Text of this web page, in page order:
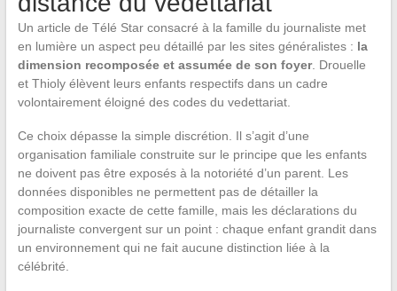
Un article de Télé Star consacré à la famille du journaliste met
en lumière un aspect peu détaillé par les sites généralistes : la
dimension recomposée et assumée de son foyer. Drouelle
et Thioly élèvent leurs enfants respectifs dans un cadre
volontairement éloigné des codes du vedettariat.
Ce choix dépasse la simple discrétion. Il s’agit d’une
organisation familiale construite sur le principe que les enfants
ne doivent pas être exposés à la notoriété d’un parent. Les
données disponibles ne permettent pas de détailler la
composition exacte de cette famille, mais les déclarations du
journaliste convergent sur un point : chaque enfant grandit dans
un environnement qui ne fait aucune distinction liée à la
célébrité.